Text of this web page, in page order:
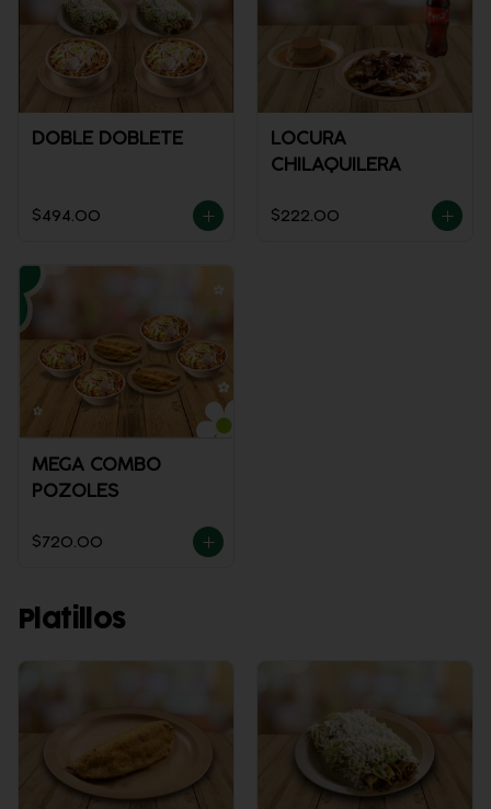
DOBLE DOBLETE
$494.00
LOCURA
CHILAQUILERA
$222.00
MEGA COMBO
POZOLES
$720.00
Platillos